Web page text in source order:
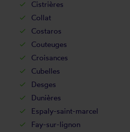
Cistrières
Collat
Costaros
Couteuges
Croisances
Cubelles
Desges
Dunières
Espaly-saint-marcel
Fay-sur-lignon